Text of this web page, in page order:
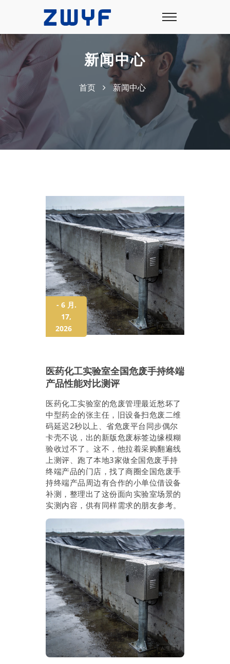
新闻中心
首页 新闻中心
- 6 月.
17,
2026
医药化工实验室全国危废手持终端
产品性能对比测评
医药化工实验室的危废管理最近愁坏了
中型药企的张主任，旧设备扫危废二维
码延迟2秒以上、省危废平台同步偶尔
卡壳不说，出的新版危废标签边缘模糊
验收过不了。这不，他拉着采购翻遍线
上测评、跑了本地3家做全国危废手持
终端产品的门店，找了商圈全国危废手
持终端产品周边有合作的小单位借设备
补测，整理出了这份面向实验室场景的
实测内容，供有同样需求的朋友参考。